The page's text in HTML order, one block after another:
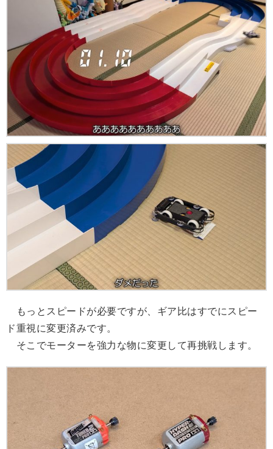
もっとスピードが必要ですが、ギア比はすでにスピー
ド重視に変更済みです。
そこでモーターを強力な物に変更して再挑戦します。